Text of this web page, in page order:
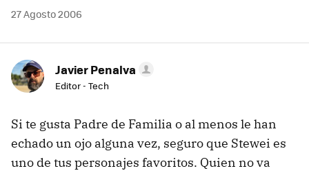
27 Agosto 2006
Javier Penalva
Editor - Tech
Si te gusta Padre de Familia o al menos le han
echado un ojo alguna vez, seguro que Stewei es
uno de tus personajes favoritos. Quien no va